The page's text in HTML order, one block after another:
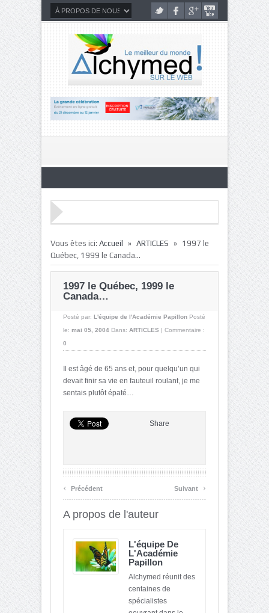
Vous êtes ici: Accueil » ARTICLES » 1997 le
Québec, 1999 le Canada…
1997 le Québec, 1999 le
Canada…
Posté par: L'équipe de l'Académie Papillon Posté
le: mai 05, 2004 Dans: ARTICLES | Commentaire :
0
Il est âgé de 65 ans et, pour quelqu’un qui
devait finir sa vie en fauteuil roulant, je me
sentais plutôt épaté…
Share
‹ Précédent Suivant ›
A propos de l'auteur
L'équipe De
L'Académie
Papillon
Alchymed réunit des
centaines de
spécialistes